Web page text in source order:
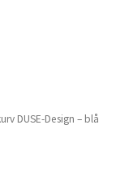
DUSE-Design – blå